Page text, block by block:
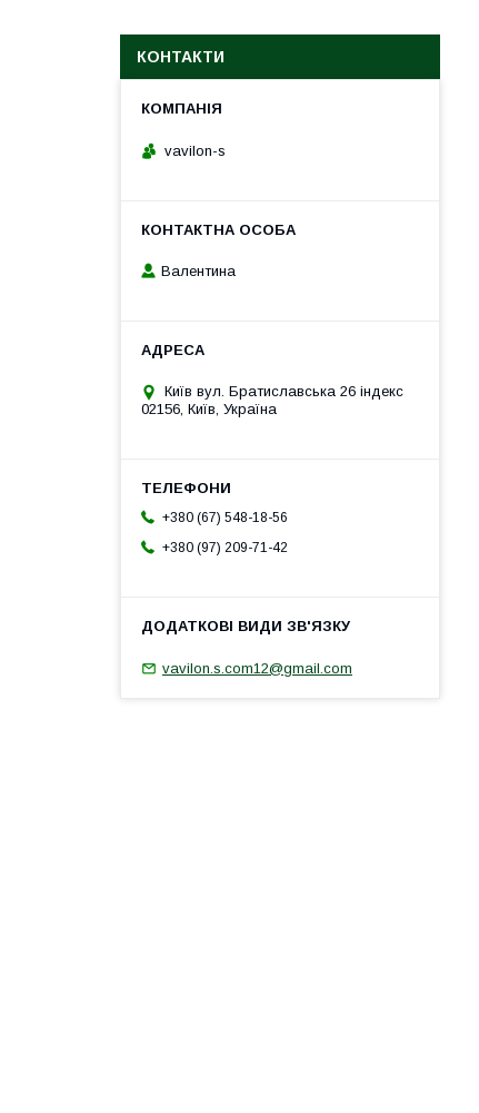
КОНТАКТИ
vavilon-s
Валентина
Київ вул. Братиславська 26 індекс
02156, Київ, Україна
+380 (67) 548-18-56
+380 (97) 209-71-42
vavilon.s.com12@gmail.com